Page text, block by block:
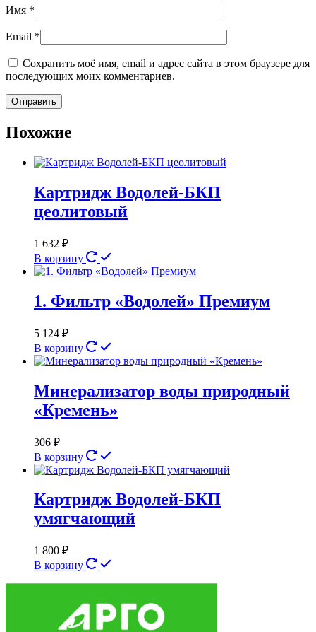
Имя *
Email *
Сохранить моё имя, email и адрес сайта в этом браузере для
последующих моих комментариев.
Похожие
Картридж Водолей-БКП
цеолитовый
1 632 ₽
В корзину
1. Фильтр «Водолей» Премиум
5 124 ₽
В корзину
Минерализатор воды природный
«Кремень»
306 ₽
В корзину
Картридж Водолей-БКП
умягчающий
1 800 ₽
В корзину